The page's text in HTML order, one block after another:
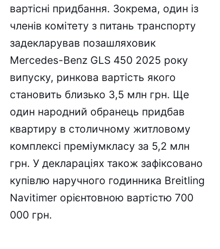
вартісні придбання. Зокрема, один із
членів комітету з питань транспорту
задекларував позашляховик
Mercedes-Benz GLS 450 2025 року
випуску, ринкова вартість якого
становить близько 3,5 млн грн. Ще
один народний обранець придбав
квартиру в столичному житловому
комплексі преміумкласу за 5,2 млн
грн. У деклараціях також зафіксовано
купівлю наручного годинника Breitling
Navitimer орієнтовною вартістю 700
000 грн.